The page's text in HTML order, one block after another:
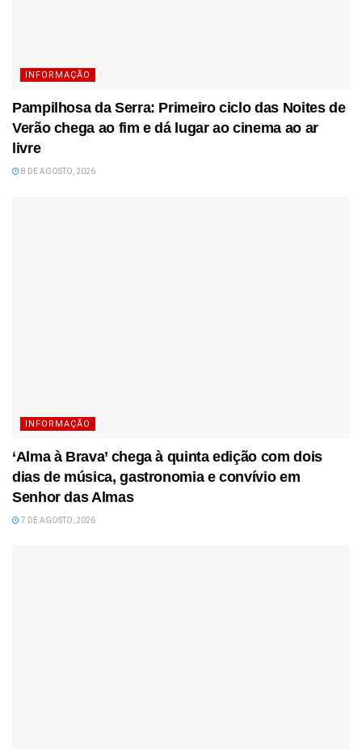
INFORMAÇÃO
Pampilhosa da Serra: Primeiro ciclo das Noites de
Verão chega ao fim e dá lugar ao cinema ao ar
livre
8 DE AGOSTO, 2026
INFORMAÇÃO
‘Alma à Brava’ chega à quinta edição com dois
dias de música, gastronomia e convívio em
Senhor das Almas
7 DE AGOSTO, 2026